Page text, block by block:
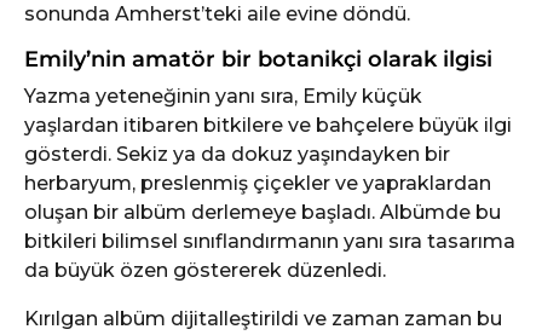
sonunda Amherst’teki aile evine döndü.
Emily’nin amatör bir botanikçi olarak ilgisi
Yazma yeteneğinin yanı sıra, Emily küçük
yaşlardan itibaren bitkilere ve bahçelere büyük ilgi
gösterdi. Sekiz ya da dokuz yaşındayken bir
herbaryum, preslenmiş çiçekler ve yapraklardan
oluşan bir albüm derlemeye başladı. Albümde bu
bitkileri bilimsel sınıflandırmanın yanı sıra tasarıma
da büyük özen göstererek düzenledi.
Kırılgan albüm dijitalleştirildi ve zaman zaman bu